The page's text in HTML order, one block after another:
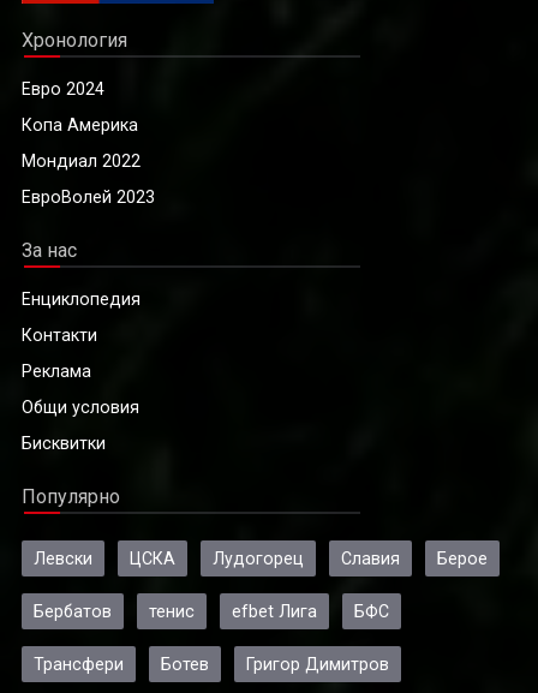
Хронология
Евро 2024
Копа Америка
Мондиал 2022
ЕвроВолей 2023
За нас
Енциклопедия
Контакти
Реклама
Общи условия
Бисквитки
Популярно
Левски ЦСКА Лудогорец Славия Берое
Бербатов тенис efbet Лига БФС
Трансфери Ботев Григор Димитров